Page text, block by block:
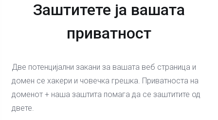
Заштитете ја вашата
приватност
Две потенцијални закани за вашата веб страница и
домен се хакери и човечка грешка. Приватноста на
доменот + наша заштита помага да се заштитите од
двете.